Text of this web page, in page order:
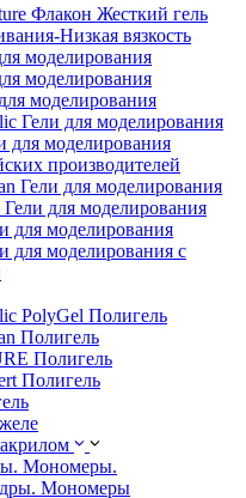
Флакон Жесткий гель
Низкая вязкость
моделирования
моделирования
моделирования
Гели для моделирования
для моделирования
производителей
Гели для моделирования
для моделирования
для моделирования
для моделирования с
PolyGel Полигель
Полигель
Полигель
Полигель
Мономеры.
Мономеры